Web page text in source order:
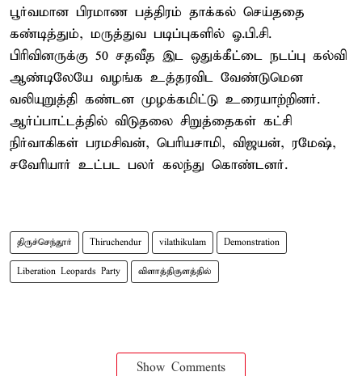
பூர்வமான பிரமாண பத்திரம் தாக்கல் செய்ததை
கண்டித்தும், மருத்துவ படிப்புகளில் ஓ.பி.சி.
பிரிவினருக்கு 50 சதவீத இட ஒதுக்கீட்டை நடப்பு கல்வி
ஆண்டிலேயே வழங்க உத்தரவிட வேண்டுமென
வலியுறுத்தி கண்டன முழக்கமிட்டு உரையாற்றினர்.
ஆர்ப்பாட்டத்தில் விடுதலை சிறுத்தைகள் கட்சி
நிர்வாகிகள் பரமசிவன், பெரியசாமி, விஜயன், ரமேஷ்,
சவேரியார் உட்பட பலர் கலந்து கொண்டனர்.
திருச்செந்தூர் Thiruchendur vilathikulam Demonstration
Liberation Leopards Party விளாத்திகுளத்தில்
Show Comments